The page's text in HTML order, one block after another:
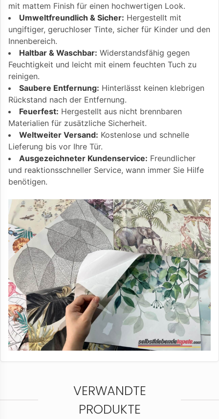
mit mattem Finish für einen hochwertigen Look.
Umweltfreundlich & Sicher: Hergestellt mit
ungiftiger, geruchloser Tinte, sicher für Kinder und den
Innenbereich.
Haltbar & Waschbar: Widerstandsfähig gegen
Feuchtigkeit und leicht mit einem feuchten Tuch zu
reinigen.
Saubere Entfernung: Hinterlässt keinen klebrigen
Rückstand nach der Entfernung.
Feuerfest: Hergestellt aus nicht brennbaren
Materialien für zusätzliche Sicherheit.
Weltweiter Versand: Kostenlose und schnelle
Lieferung bis vor Ihre Tür.
Ausgezeichneter Kundenservice: Freundlicher
und reaktionsschneller Service, wann immer Sie Hilfe
benötigen.
VERWANDTE
PRODUKTE